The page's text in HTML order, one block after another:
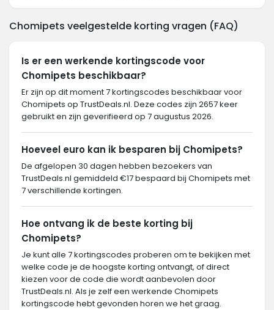
Chomipets veelgestelde korting vragen (FAQ)
Is er een werkende kortingscode voor
Chomipets beschikbaar?
Er zijn op dit moment 7 kortingscodes beschikbaar voor
Chomipets op TrustDeals.nl. Deze codes zijn 2657 keer
gebruikt en zijn geverifieerd op 7 augustus 2026.
Hoeveel euro kan ik besparen bij Chomipets?
De afgelopen 30 dagen hebben bezoekers van
TrustDeals.nl gemiddeld €17 bespaard bij Chomipets met
7 verschillende kortingen.
Hoe ontvang ik de beste korting bij
Chomipets?
Je kunt alle 7 kortingscodes proberen om te bekijken met
welke code je de hoogste korting ontvangt, of direct
kiezen voor de code die wordt aanbevolen door
TrustDeals.nl. Als je zelf een werkende Chomipets
kortingscode hebt gevonden horen we het graag.